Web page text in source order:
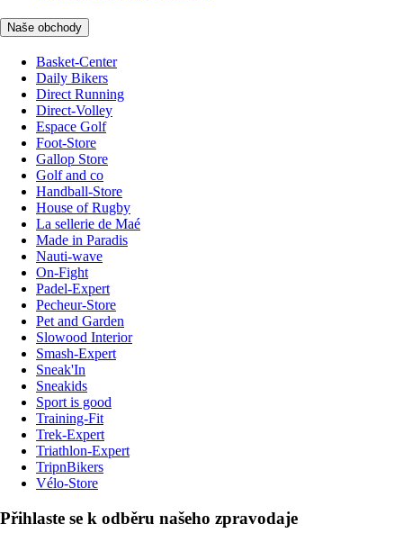
Naše obchody
Basket-Center
Daily Bikers
Direct Running
Direct-Volley
Espace Golf
Foot-Store
Gallop Store
Golf and co
Handball-Store
House of Rugby
La sellerie de Maé
Made in Paradis
Nauti-wave
On-Fight
Padel-Expert
Pecheur-Store
Pet and Garden
Slowood Interior
Smash-Expert
Sneak'In
Sneakids
Sport is good
Training-Fit
Trek-Expert
Triathlon-Expert
TripnBikers
Vélo-Store
Přihlaste se k odběru našeho zpravodaje